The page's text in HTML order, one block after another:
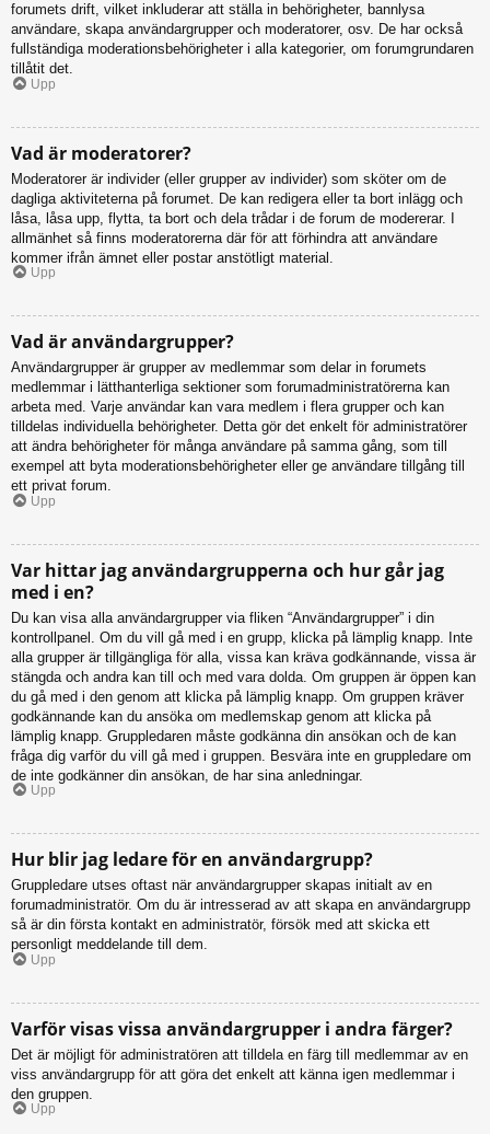
forumets drift, vilket inkluderar att ställa in behörigheter, bannlysa
användare, skapa användargrupper och moderatorer, osv. De har också
fullständiga moderationsbehörigheter i alla kategorier, om forumgrundaren
tillåtit det.
Upp
Vad är moderatorer?
Moderatorer är individer (eller grupper av individer) som sköter om de
dagliga aktiviteterna på forumet. De kan redigera eller ta bort inlägg och
låsa, låsa upp, flytta, ta bort och dela trådar i de forum de modererar. I
allmänhet så finns moderatorerna där för att förhindra att användare
kommer ifrån ämnet eller postar anstötligt material.
Upp
Vad är användargrupper?
Användargrupper är grupper av medlemmar som delar in forumets
medlemmar i lätthanterliga sektioner som forumadministratörerna kan
arbeta med. Varje användar kan vara medlem i flera grupper och kan
tilldelas individuella behörigheter. Detta gör det enkelt för administratörer
att ändra behörigheter för många användare på samma gång, som till
exempel att byta moderationsbehörigheter eller ge användare tillgång till
ett privat forum.
Upp
Var hittar jag användargrupperna och hur går jag
med i en?
Du kan visa alla användargrupper via fliken “Användargrupper” i din
kontrollpanel. Om du vill gå med i en grupp, klicka på lämplig knapp. Inte
alla grupper är tillgängliga för alla, vissa kan kräva godkännande, vissa är
stängda och andra kan till och med vara dolda. Om gruppen är öppen kan
du gå med i den genom att klicka på lämplig knapp. Om gruppen kräver
godkännande kan du ansöka om medlemskap genom att klicka på
lämplig knapp. Gruppledaren måste godkänna din ansökan och de kan
fråga dig varför du vill gå med i gruppen. Besvära inte en gruppledare om
de inte godkänner din ansökan, de har sina anledningar.
Upp
Hur blir jag ledare för en användargrupp?
Gruppledare utses oftast när användargrupper skapas initialt av en
forumadministratör. Om du är intresserad av att skapa en användargrupp
så är din första kontakt en administratör, försök med att skicka ett
personligt meddelande till dem.
Upp
Varför visas vissa användargrupper i andra färger?
Det är möjligt för administratören att tilldela en färg till medlemmar av en
viss användargrupp för att göra det enkelt att känna igen medlemmar i
den gruppen.
Upp